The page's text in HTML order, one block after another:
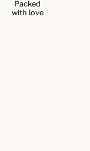
Packed
with love